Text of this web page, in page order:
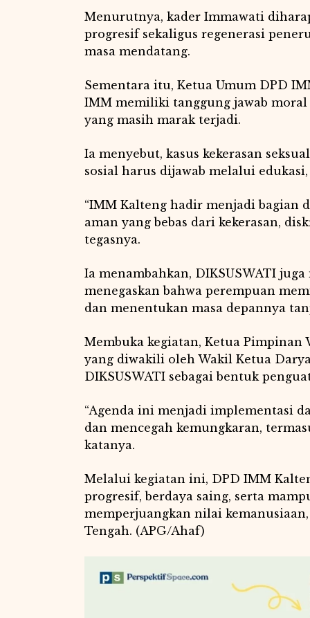
Menurutnya, kader Immawati
progresif sekaligus regenerasi
masa mendatang.
Sementara itu, Ketua Umum DPD
IMM memiliki tanggung jawab moral
yang masih marak terjadi.
Ia menyebut, kasus kekerasan
sosial harus dijawab melalui
“IMM Kalteng hadir menjadi bagian
aman yang bebas dari kekerasan,
tegasnya.
Ia menambahkan, DIKSUSWATI
menegaskan bahwa perempuan
dan menentukan masa depannya
Membuka kegiatan, Ketua
yang diwakili oleh Wakil Ketua
DIKSUSWATI sebagai bentuk
“Agenda ini menjadi implementasi
dan mencegah kemungkaran,
katanya.
Melalui kegiatan ini, DPD IMM
progresif, berdaya saing, serta
memperjuangkan nilai
Tengah. (APG/Ahaf)